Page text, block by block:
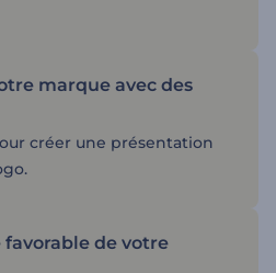
marque avec des
créer une présentation
de votre